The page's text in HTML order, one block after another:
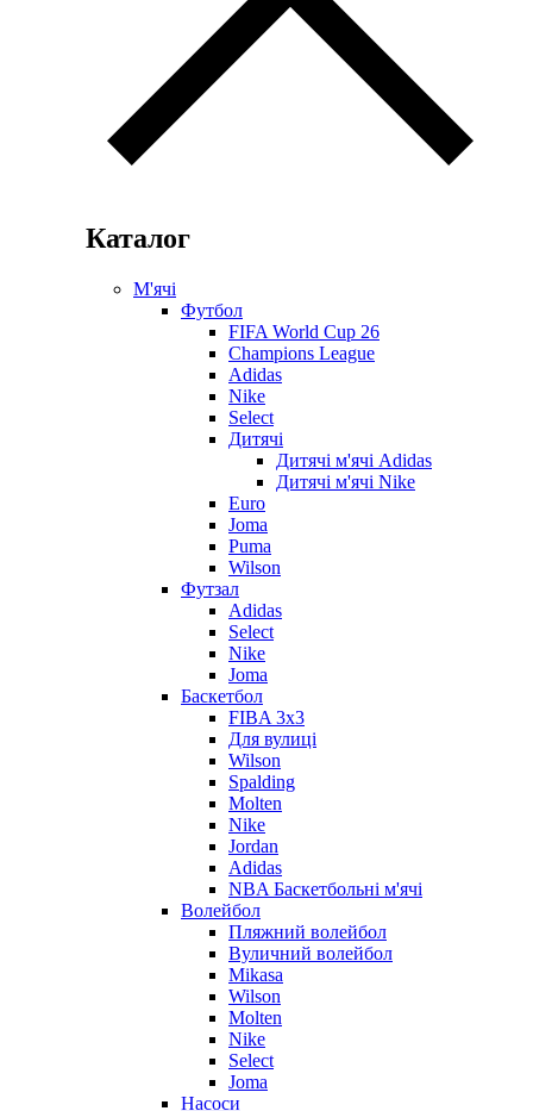
Каталог
М'ячі
Футбол
FIFA World Cup 26
Champions League
Adidas
Nike
Select
Дитячі
Дитячі м'ячі Adidas
Дитячі м'ячі Nike
Euro
Joma
Puma
Wilson
Футзал
Adidas
Select
Nike
Joma
Баскетбол
FIBA 3x3
Для вулиці
Wilson
Spalding
Molten
Nike
Jordan
Adidas
NBA Баскетбольні м'ячі
Волейбол
Пляжний волейбол
Вуличний волейбол
Mikasa
Wilson
Molten
Nike
Select
Joma
Насоси